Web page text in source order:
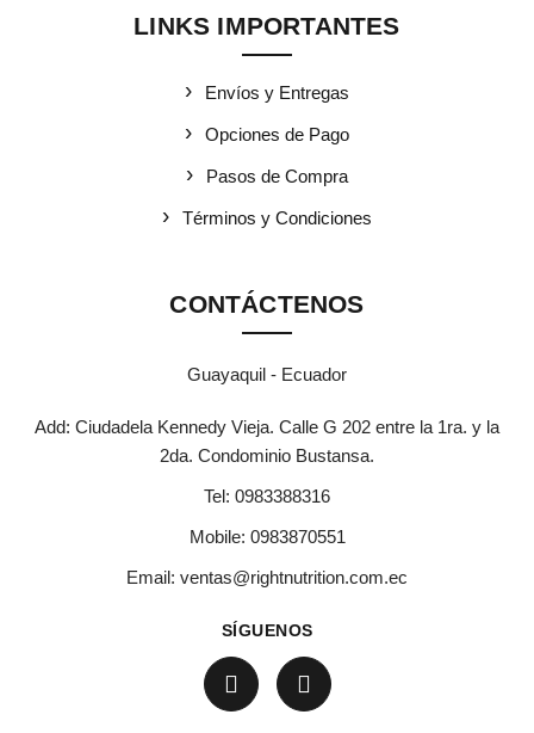
LINKS IMPORTANTES
Envíos y Entregas
Opciones de Pago
Pasos de Compra
Términos y Condiciones
CONTÁCTENOS
Guayaquil - Ecuador
Add: Ciudadela Kennedy Vieja. Calle G 202 entre la 1ra. y la
2da. Condominio Bustansa.
Tel: 0983388316
Mobile: 0983870551
Email: ventas@rightnutrition.com.ec
SÍGUENOS